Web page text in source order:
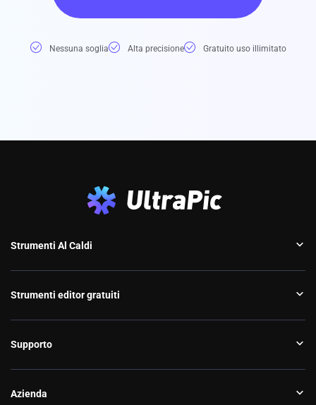
Nessuna soglia Alta precisione Gratuito uso illimitato
Strumenti Al Caldi
Strumenti editor gratuiti
Supporto
Azienda